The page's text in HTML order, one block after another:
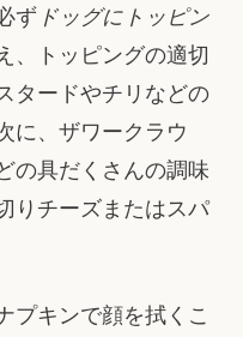
ず ドッグにトッピン
、トッピングの適切
タードやチリなどの
に、ザワークラウ
の具だくさんの調味
りチーズまたはスパ
プキンで顔を拭くこ